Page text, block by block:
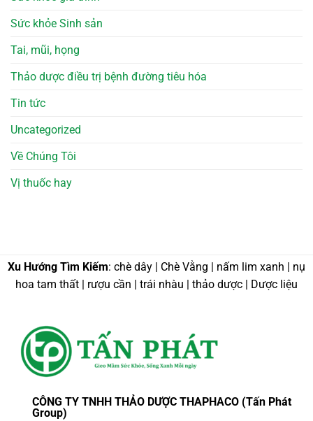
Sức khỏe Sinh sản
Tai, mũi, họng
Thảo dược điều trị bệnh đường tiêu hóa
Tin tức
Uncategorized
Về Chúng Tôi
Vị thuốc hay
Xu Hướng Tìm Kiếm: chè dây | Chè Vằng | nấm lim xanh | nụ
hoa tam thất | rượu cần | trái nhàu | thảo dược | Dược liệu
CÔNG TY TNHH THẢO DƯỢC THAPHACO (Tấn Phát
Group)